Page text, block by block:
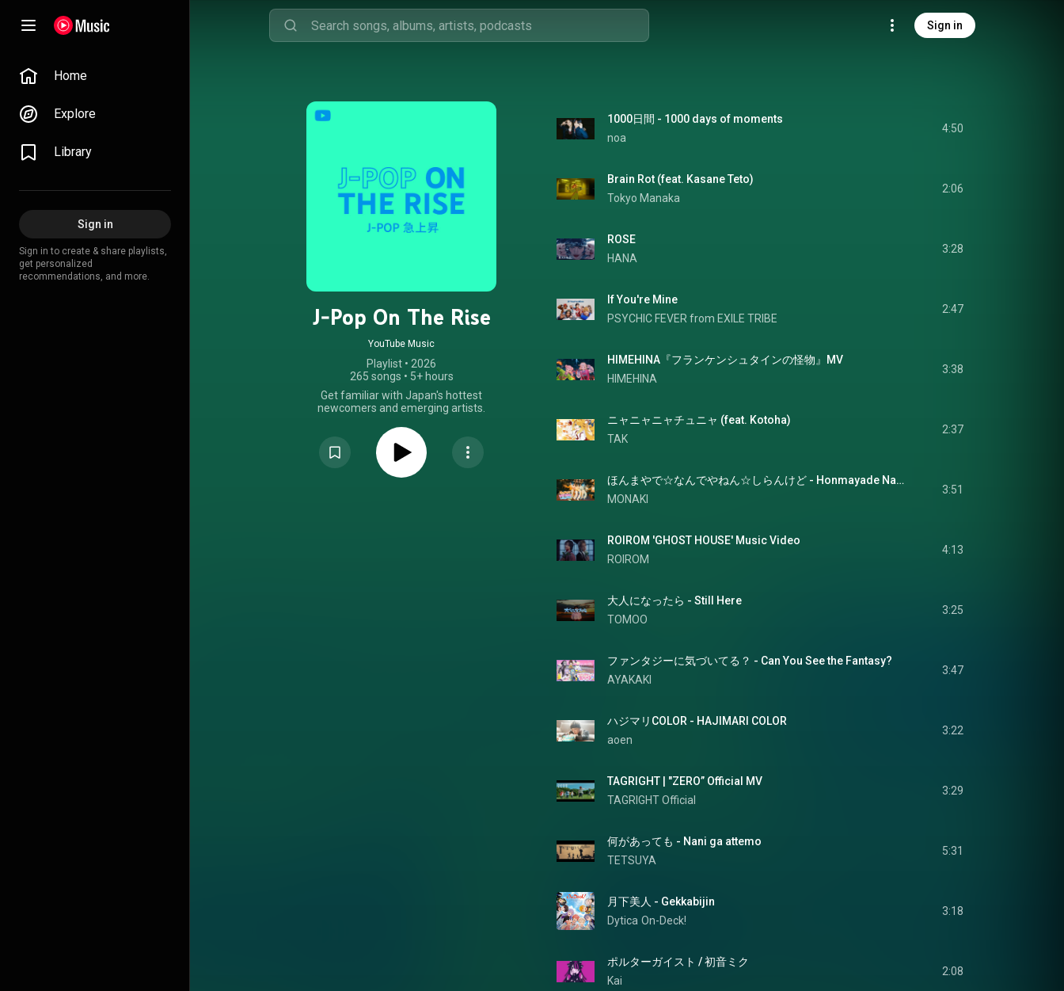
Sign in
Home
Explore
Library
Sign in
Sign in to create & share playlists,
get personalized
recommendations, and more.
J-Pop On The Rise
YouTube Music
Playlist • 2026
265 songs • 5+ hours
Get familiar with Japan's hottest
newcomers and emerging artists.
1000日間 - 1000 days of moments
noa
4:50
Brain Rot (feat. Kasane Teto)
Tokyo Manaka
2:06
ROSE
HANA
3:28
If You're Mine
PSYCHIC FEVER from EXILE TRIBE
2:47
HIMEHINA『フランケンシュタインの怪物』MV
HIMEHINA
3:38
ニャニャニャチュニャ (feat. Kotoha)
TAK
2:37
ほんまやで☆なんでやねん☆しらんけど - Honmayade Nandeyanen Shirankedo
MONAKI
3:51
ROIROM 'GHOST HOUSE' Music Video
ROIROM
4:13
大人になったら - Still Here
TOMOO
3:25
ファンタジーに気づいてる？ - Can You See the Fantasy?
AYAKAKI
3:47
ハジマリCOLOR - HAJIMARI COLOR
aoen
3:22
TAGRIGHT | "ZERO” Official MV
TAGRIGHT Official
3:29
何があっても - Nani ga attemo
TETSUYA
5:31
月下美人 - Gekkabijin
Dytica On-Deck!
3:18
ポルターガイスト / 初音ミク
Kai
2:08